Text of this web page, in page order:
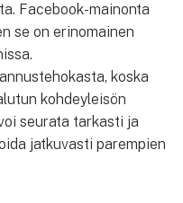
Facebook-mainonta
se on erinomainen
koska
kohdeyleisön
seurata tarkasti ja
jatkuvasti parempien